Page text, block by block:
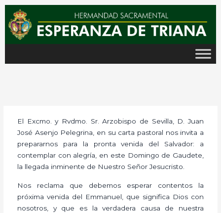
contenido
El Excmo. y Rvdmo. Sr. Arzobispo de Sevilla, D. Juan
José Asenjo Pelegrina, en su carta pastoral nos invita a
prepararnos para la pronta venida del Salvador: a
contemplar con alegría, en este Domingo de Gaudete,
la llegada inminente de Nuestro Señor Jesucristo.
Nos reclama que debemos esperar contentos la
próxima venida del Emmanuel, que significa Dios con
nosotros, y que es la verdadera causa de nuestra